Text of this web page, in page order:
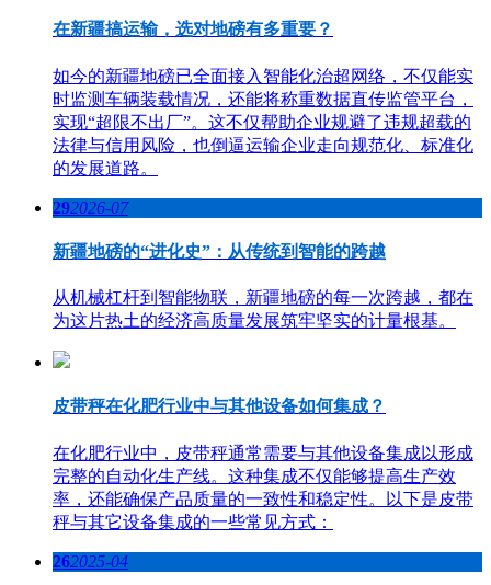
在新疆搞运输，选对地磅有多重要？
如今的新疆地磅已全面接入智能化治超网络，不仅能实
时监测车辆装载情况，还能将称重数据直传监管平台，
实现“超限不出厂”。这不仅帮助企业规避了违规超载的
法律与信用风险，也倒逼运输企业走向规范化、标准化
的发展道路。
292026-07
新疆地磅的“进化史”：从传统到智能的跨越
从机械杠杆到智能物联，新疆地磅的每一次跨越，都在
为这片热土的经济高质量发展筑牢坚实的计量根基。
皮带秤在化肥行业中与其他设备如何集成？
在化肥行业中，皮带秤通常需要与其他设备集成以形成
完整的自动化生产线。这种集成不仅能够提高生产效
率，还能确保产品质量的一致性和稳定性。以下是皮带
秤与其它设备集成的一些常见方式：
262025-04